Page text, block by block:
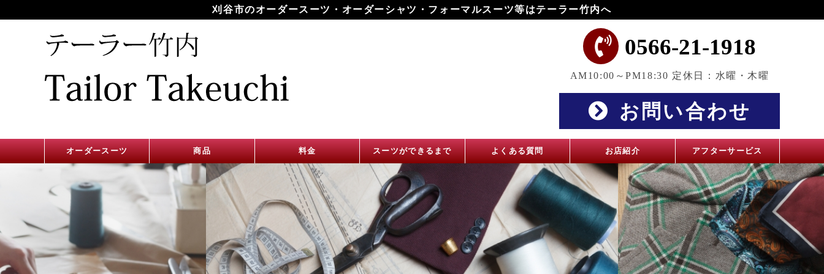
刈谷市のオーダースーツ・オーダーシャツ・フォーマルスーツ等はテーラー竹内へ
0566-21-1918
AM10:00～PM18:30 定休日：水曜・木曜
お問い合わせ
オーダースーツ 商品 料金 スーツができるまで よくある質問 お店紹介 アフターサービス